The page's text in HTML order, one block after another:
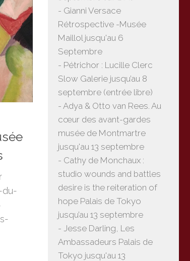
du-
- Gianni Versace
Rétrospective -Musée
Maillol jusqu'au 6
Septembre
- Pétrichor : Lucille Clerc
Slow Galerie jusqu’au 8
septembre (entrée libre)
- Adya & Otto van Rees. Au
cœur des avant-gardes
musée de Montmartre
jusqu'au 13 septembre
- Cathy de Monchaux :
studio wounds and battles
desire is the reiteration of
hope Palais de Tokyo
jusqu’au 13 septembre
- Jesse Darling, Les
Ambassadeurs Palais de
Tokyo jusqu'au 13